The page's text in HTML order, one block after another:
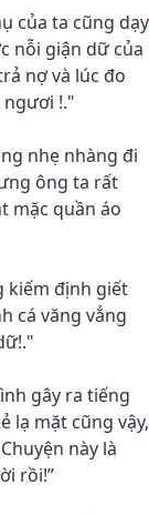
của ta cũng dạy
nỗi giận dữ của
nợ và lúc đo
ngươi !."
nhẹ nhàng đi
ông ta rất
mặc quần áo
kiếm định giết
cá văng vẳng
gây ra tiếng
lạ mặt cũng vậy,
này là
rồi!”